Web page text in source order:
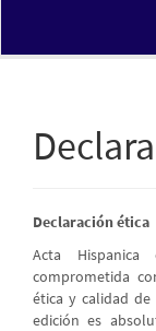
Contenido
Declaración ética
Acta
comprometida
ética y calidad
edición es